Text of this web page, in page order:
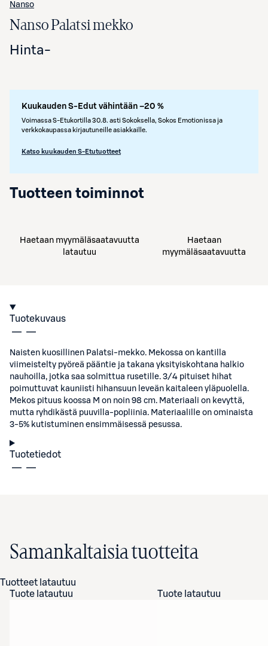
Nanso
Nanso Palatsi mekko
Hinta-
Kuukauden S-Edut vähintään –20 %
Voimassa S-Etukortilla 30.8. asti Sokoksella, Sokos Emotionissa ja
verkkokaupassa kirjautuneille asiakkaille.
Katso kuukauden S-Etutuotteet
Tuotteen toiminnot
Haetaan myymäläsaatavuutta
latautuu
Haetaan
myymäläsaatavuutta
Tuotekuvaus
Naisten kuosillinen Palatsi-mekko. Mekossa on kantilla
viimeistelty pyöreä pääntie ja takana yksityiskohtana halkio
nauhoilla, jotka saa solmittua rusetille. 3/4 pituiset hihat
poimuttuvat kauniisti hihansuun leveän kaitaleen yläpuolella.
Mekos pituus koossa M on noin 98 cm. Materiaali on kevyttä,
mutta ryhdikästä puuvilla-popliinia. Materiaalille on ominaista
3-5% kutistuminen ensimmäisessä pesussa.
Tuotetiedot
Samankaltaisia tuotteita
Tuotteet latautuu
Tuote latautuu
Tuote latautuu